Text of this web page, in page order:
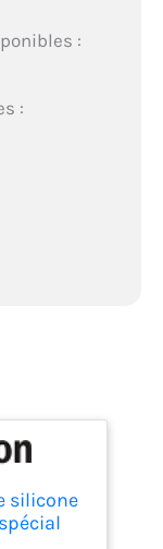
:
:
silicone